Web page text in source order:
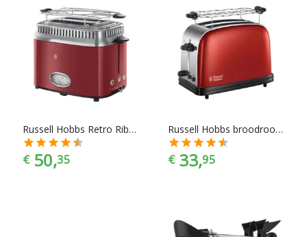
Russell Hobbs Retro Ribbon Red Broodrooster
€ 50,35
Russell Hobbs broodrooster 23330-56 COLOURS PLUS
€ 33,95